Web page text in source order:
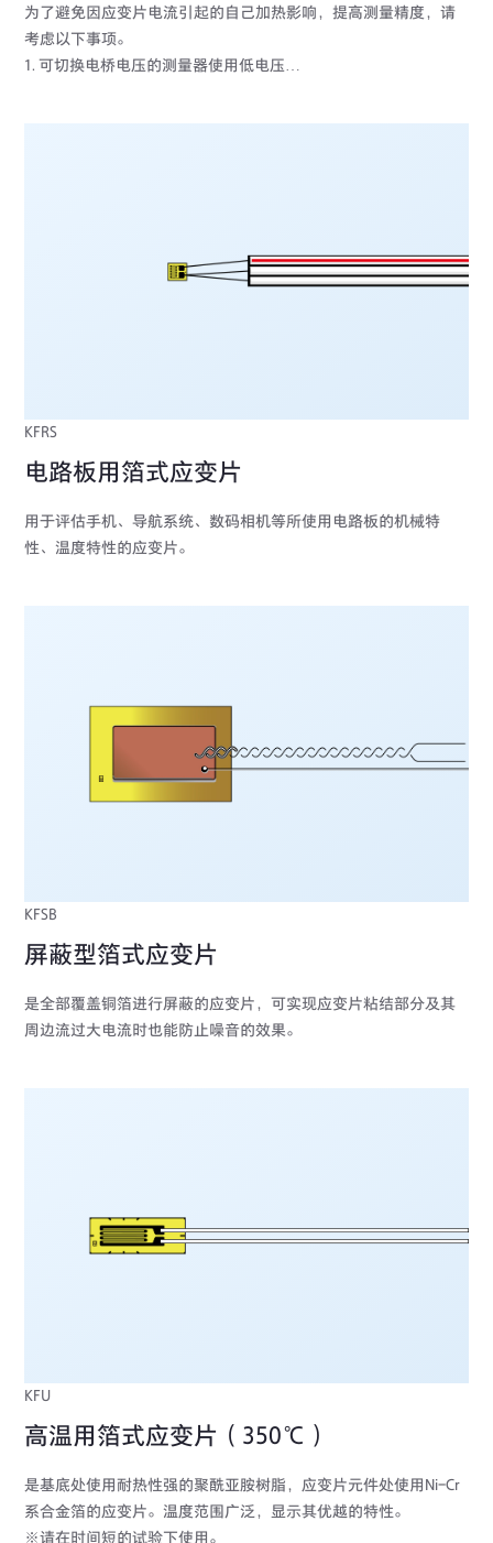
为了避免因应变片电流引起的自己加热影响，提高测量精度，请
考虑以下事项。
1. 可切换电桥电压的测量器使用低电压
KFRS
电路板用箔式应变片
用于评估手机、导航系统、数码相机等所使用电路板的机械特
性、温度特性的应变片。
KFSB
屏蔽型箔式应变片
是全部覆盖铜箔进行屏蔽的应变片，可实现应变片粘结部分及其
周边流过大电流时也能防止噪音的效果。
KFU
高温用箔式应变片（350℃）
是基底处使用耐热性强的聚酰亚胺树脂，应变片元件处使用Ni-Cr
系合金箔的应变片。温度范围广泛，显示其优越的特性。
※请在时间短的试验下使用。